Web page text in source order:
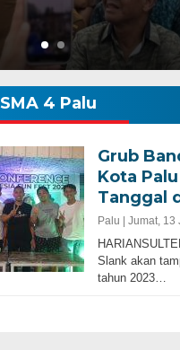
SMA 4 Palu
Grub
Kota
Tanggal
Palu | Jumat, 13
Slank akan
tahun 2023…